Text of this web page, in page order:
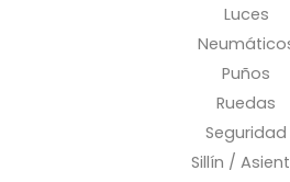
Luces
Puños
Ruedas
Seguridad
Sillín /